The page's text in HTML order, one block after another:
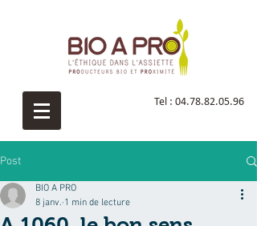
Tel : 04.78.82.05.96
Post
BIO A PRO
8 janv. 1 min de lecture